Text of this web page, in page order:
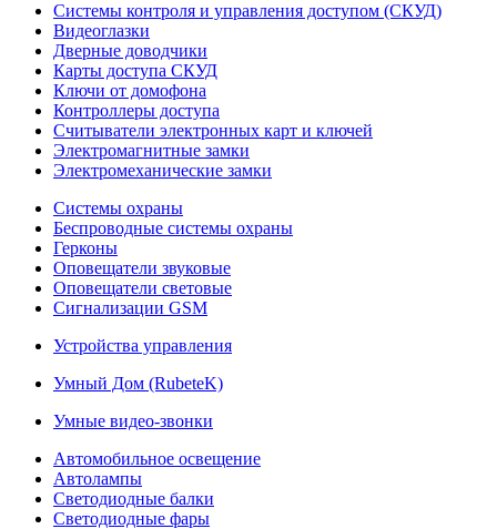
Системы контроля и управления доступом (СКУД)
Видеоглазки
Дверные доводчики
Карты доступа СКУД
Ключи от домофона
Контроллеры доступа
Считыватели электронных карт и ключей
Электромагнитные замки
Электромеханические замки
Системы охраны
Беспроводные системы охраны
Герконы
Оповещатели звуковые
Оповещатели световые
Сигнализации GSM
Устройства управления
Умный Дом (RubeteK)
Умные видео-звонки
Автомобильное освещение
Автолампы
Светодиодные балки
Светодиодные фары